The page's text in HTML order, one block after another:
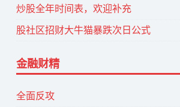
炒股全年时间表，欢迎补充
股社区招财大牛猫暴跌次日公式
金融财精
全面反攻